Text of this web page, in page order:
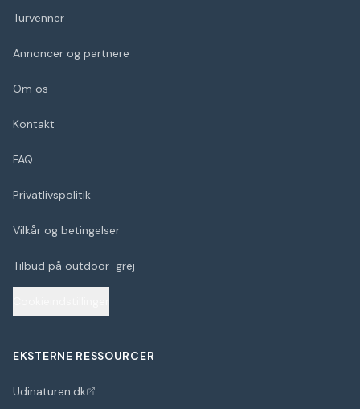
Turvenner
Annoncer og partnere
Om os
Kontakt
FAQ
Privatlivspolitik
Vilkår og betingelser
Tilbud på outdoor-grej
EKSTERNE RESSOURCER
Udinaturen.dk
(åbner i nyt faneblad)